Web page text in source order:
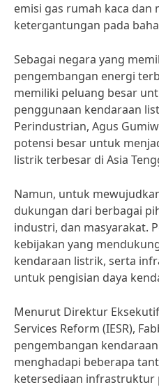
emisi gas rumah kaca dan
ketergantungan pada
Sebagai negara yang
pengembangan energi
memiliki peluang besar
penggunaan kendaraan
Perindustrian, Agus
potensi besar untuk
listrik terbesar di Asia
Namun, untuk
dukungan dari berbagai
industri, dan masyarakat.
kebijakan yang
kendaraan listrik, serta
untuk pengisian daya
Menurut Direktur
Services Reform (IESR),
pengembangan
menghadapi beberapa
ketersediaan infrastruktur